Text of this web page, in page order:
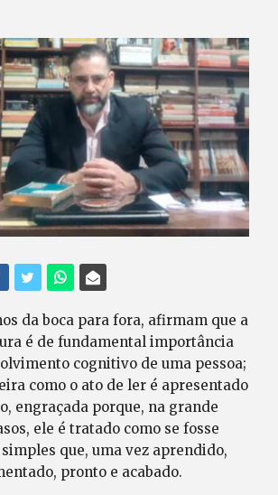
da boca para fora, afirmam que a
é de fundamental importância
cognitivo de uma pessoa;
como o ato de ler é apresentado
engraçada porque, na grande
ele é tratado como se fosse
que, uma vez aprendido,
pronto e acabado.